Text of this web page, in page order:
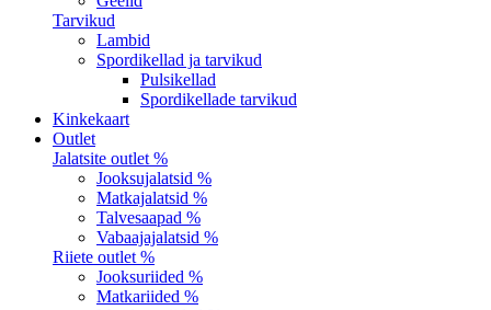
Tarvikud
Lambid
Spordikellad ja tarvikud
Pulsikellad
Spordikellade tarvikud
Kinkekaart
Outlet
Jalatsite outlet %
Jooksujalatsid %
Matkajalatsid %
Talvesaapad %
Vabaajajalatsid %
Riiete outlet %
Jooksuriided %
Matkariided %